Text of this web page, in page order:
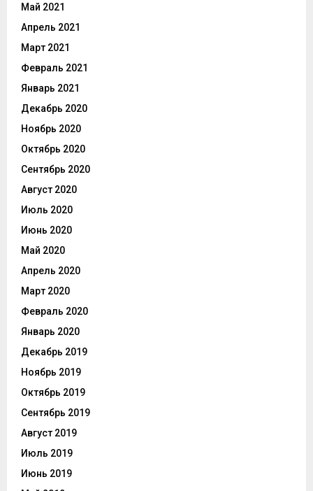
Май 2021
Апрель 2021
Март 2021
Февраль 2021
Январь 2021
Декабрь 2020
Ноябрь 2020
Октябрь 2020
Сентябрь 2020
Август 2020
Июль 2020
Июнь 2020
Май 2020
Апрель 2020
Март 2020
Февраль 2020
Январь 2020
Декабрь 2019
Ноябрь 2019
Октябрь 2019
Сентябрь 2019
Август 2019
Июль 2019
Июнь 2019